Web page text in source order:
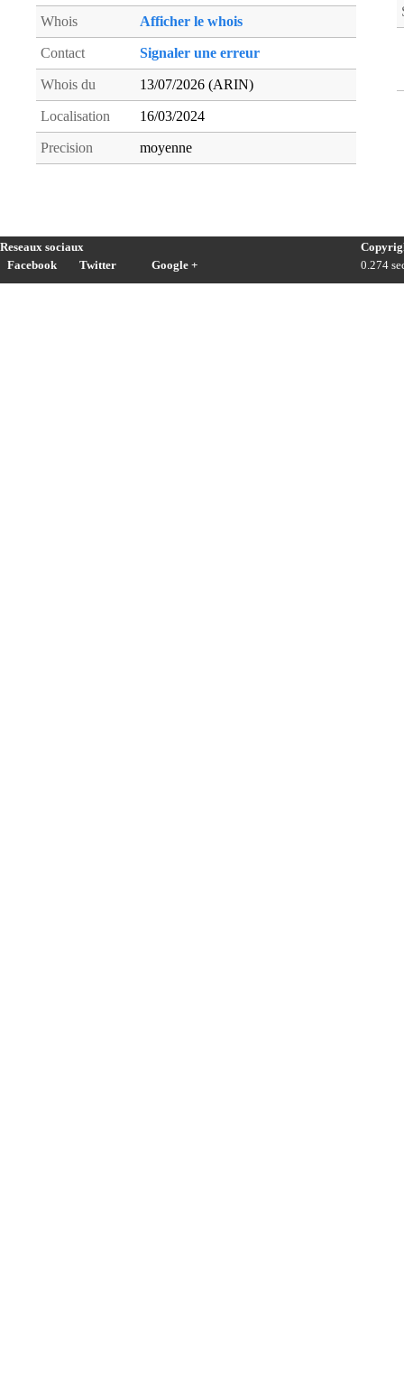
Whois Afficher le whois
Contact Signaler une erreur
Whois du 13/07/2026 (ARIN)
Localisation 16/03/2024
Precision moyenne
Reseaux sociaux
Facebook
Twitter Google +
0.274